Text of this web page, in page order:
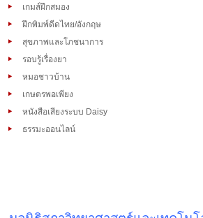
เกมส์ฝึกสมอง
ฝึกพิมพ์ดีดไทย/อังกฤษ
สุขภาพและโภชนาการ
รอบรู้เรื่องยา
หมอชาวบ้าน
เกษตรพอเพียง
หนังสือเสียงระบบ Daisy
ธรรมะออนไลน์